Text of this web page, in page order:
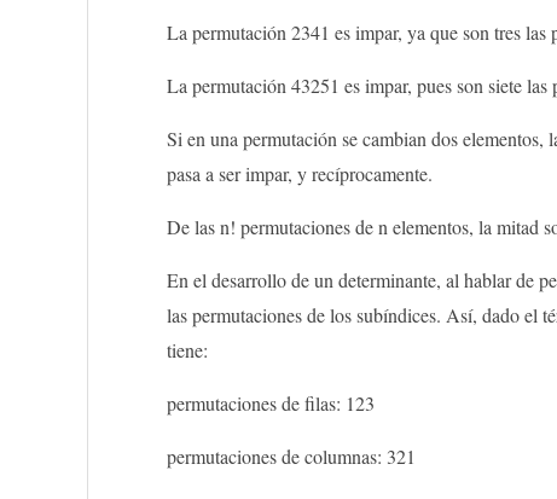
La permutación 2341 es impar, ya que son tres las
La permutación 43251 es impar, pues son siete
Si en una permutación se cambian dos elementos,
pasa a ser impar, y recíprocamente.
De las n! permutaciones de n elementos, la mitad
En el desarrollo de un determinante, al hablar de
las permutaciones de los subíndices. Así, dado el
tiene:
permutaciones de filas: 123
permutaciones de columnas: 321